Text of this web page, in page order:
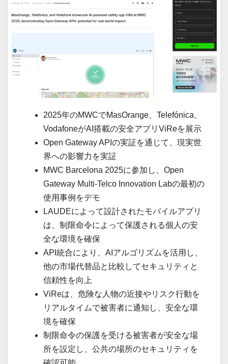
2025年のMWCでMasOrange、Telefónica、
VodafoneがAI搭載の安全アプリViReを展示
Open Gateway APIの実証を通じて、現実世
界への影響力を実証
MWC Barcelona 2025に参加し、Open
Gateway Multi-Telco Innovation Labの最初の
使用事例をデモ
LAUDEによって設計されたモバイルアプリ
は、制限命令によって保護される個人の安
全な環境を確保
API統合により、AIアルゴリズムを活用し、
他の市場代替品と比較してセキュリティと
信頼性を向上
ViReは、危険な人物の近接やリスク行動を
リアルタイムで被害者に通知し、安全な環
境を確保
制限命令の保護を受ける被害者が安全な場
所を設定し、公共の場所のセキュリティを